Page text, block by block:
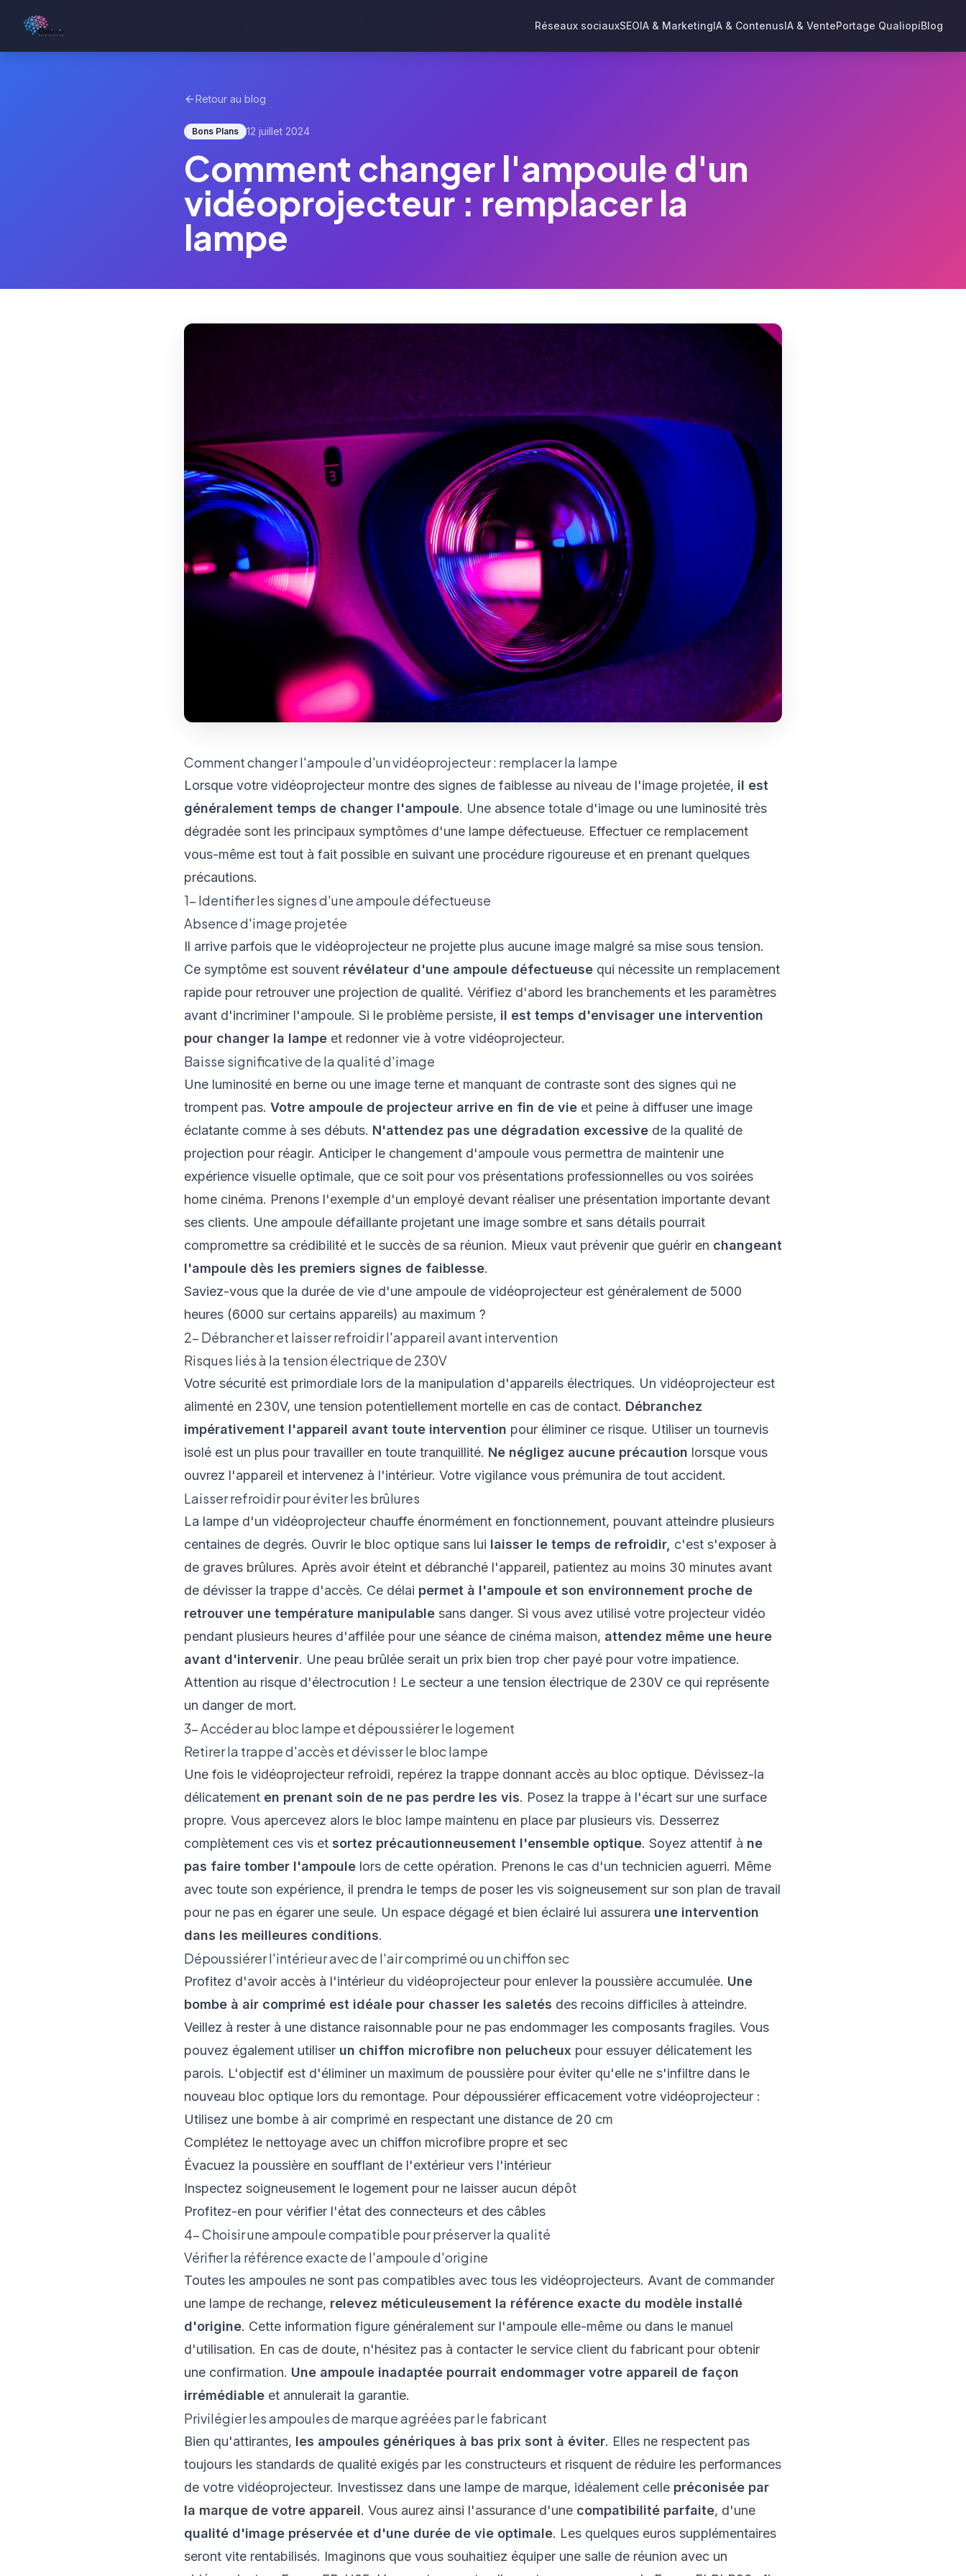
Réseaux sociauxSEOIA & MarketingIA & ContenusIA & VentePortage QualiopiBlog
Retour au blog
Bons Plans 12 juillet 2024
Comment changer l'ampoule d'un
vidéoprojecteur : remplacer la
lampe
Comment changer l'ampoule d'un vidéoprojecteur : remplacer la lampe
Lorsque votre vidéoprojecteur montre des signes de faiblesse au niveau de l'image projetée, il est
généralement temps de changer l'ampoule. Une absence totale d'image ou une luminosité très
dégradée sont les principaux symptômes d'une lampe défectueuse. Effectuer ce remplacement
vous-même est tout à fait possible en suivant une procédure rigoureuse et en prenant quelques
précautions.
1- Identifier les signes d'une ampoule défectueuse
Absence d'image projetée
Il arrive parfois que le vidéoprojecteur ne projette plus aucune image malgré sa mise sous tension.
Ce symptôme est souvent révélateur d'une ampoule défectueuse qui nécessite un remplacement
rapide pour retrouver une projection de qualité. Vérifiez d'abord les branchements et les paramètres
avant d'incriminer l'ampoule. Si le problème persiste, il est temps d'envisager une intervention
pour changer la lampe et redonner vie à votre vidéoprojecteur.
Baisse significative de la qualité d'image
Une luminosité en berne ou une image terne et manquant de contraste sont des signes qui ne
trompent pas. Votre ampoule de projecteur arrive en fin de vie et peine à diffuser une image
éclatante comme à ses débuts. N'attendez pas une dégradation excessive de la qualité de
projection pour réagir. Anticiper le changement d'ampoule vous permettra de maintenir une
expérience visuelle optimale, que ce soit pour vos présentations professionnelles ou vos soirées
home cinéma. Prenons l'exemple d'un employé devant réaliser une présentation importante devant
ses clients. Une ampoule défaillante projetant une image sombre et sans détails pourrait
compromettre sa crédibilité et le succès de sa réunion. Mieux vaut prévenir que guérir en changeant
l'ampoule dès les premiers signes de faiblesse.
Saviez-vous que la durée de vie d'une ampoule de vidéoprojecteur est généralement de 5000
heures (6000 sur certains appareils) au maximum ?
2- Débrancher et laisser refroidir l'appareil avant intervention
Risques liés à la tension électrique de 230V
Votre sécurité est primordiale lors de la manipulation d'appareils électriques. Un vidéoprojecteur est
alimenté en 230V, une tension potentiellement mortelle en cas de contact. Débranchez
impérativement l'appareil avant toute intervention pour éliminer ce risque. Utiliser un tournevis
isolé est un plus pour travailler en toute tranquillité. Ne négligez aucune précaution lorsque vous
ouvrez l'appareil et intervenez à l'intérieur. Votre vigilance vous prémunira de tout accident.
Laisser refroidir pour éviter les brûlures
La lampe d'un vidéoprojecteur chauffe énormément en fonctionnement, pouvant atteindre plusieurs
centaines de degrés. Ouvrir le bloc optique sans lui laisser le temps de refroidir, c'est s'exposer à
de graves brûlures. Après avoir éteint et débranché l'appareil, patientez au moins 30 minutes avant
de dévisser la trappe d'accès. Ce délai permet à l'ampoule et son environnement proche de
retrouver une température manipulable sans danger. Si vous avez utilisé votre projecteur vidéo
pendant plusieurs heures d'affilée pour une séance de cinéma maison, attendez même une heure
avant d'intervenir. Une peau brûlée serait un prix bien trop cher payé pour votre impatience.
Attention au risque d'électrocution ! Le secteur a une tension électrique de 230V ce qui représente
un danger de mort.
3- Accéder au bloc lampe et dépoussiérer le logement
Retirer la trappe d'accès et dévisser le bloc lampe
Une fois le vidéoprojecteur refroidi, repérez la trappe donnant accès au bloc optique. Dévissez-la
délicatement en prenant soin de ne pas perdre les vis. Posez la trappe à l'écart sur une surface
propre. Vous apercevez alors le bloc lampe maintenu en place par plusieurs vis. Desserrez
complètement ces vis et sortez précautionneusement l'ensemble optique. Soyez attentif à ne
pas faire tomber l'ampoule lors de cette opération. Prenons le cas d'un technicien aguerri. Même
avec toute son expérience, il prendra le temps de poser les vis soigneusement sur son plan de travail
pour ne pas en égarer une seule. Un espace dégagé et bien éclairé lui assurera une intervention
dans les meilleures conditions.
Dépoussiérer l'intérieur avec de l'air comprimé ou un chiffon sec
Profitez d'avoir accès à l'intérieur du vidéoprojecteur pour enlever la poussière accumulée. Une
bombe à air comprimé est idéale pour chasser les saletés des recoins difficiles à atteindre.
Veillez à rester à une distance raisonnable pour ne pas endommager les composants fragiles. Vous
pouvez également utiliser un chiffon microfibre non pelucheux pour essuyer délicatement les
parois. L'objectif est d'éliminer un maximum de poussière pour éviter qu'elle ne s'infiltre dans le
nouveau bloc optique lors du remontage. Pour dépoussiérer efficacement votre vidéoprojecteur :
Utilisez une bombe à air comprimé en respectant une distance de 20 cm
Complétez le nettoyage avec un chiffon microfibre propre et sec
Évacuez la poussière en soufflant de l'extérieur vers l'intérieur
Inspectez soigneusement le logement pour ne laisser aucun dépôt
Profitez-en pour vérifier l'état des connecteurs et des câbles
4- Choisir une ampoule compatible pour préserver la qualité
Vérifier la référence exacte de l'ampoule d'origine
Toutes les ampoules ne sont pas compatibles avec tous les vidéoprojecteurs. Avant de commander
une lampe de rechange, relevez méticuleusement la référence exacte du modèle installé
d'origine. Cette information figure généralement sur l'ampoule elle-même ou dans le manuel
d'utilisation. En cas de doute, n'hésitez pas à contacter le service client du fabricant pour obtenir
une confirmation. Une ampoule inadaptée pourrait endommager votre appareil de façon
irrémédiable et annulerait la garantie.
Privilégier les ampoules de marque agréées par le fabricant
Bien qu'attirantes, les ampoules génériques à bas prix sont à éviter. Elles ne respectent pas
toujours les standards de qualité exigés par les constructeurs et risquent de réduire les performances
de votre vidéoprojecteur. Investissez dans une lampe de marque, idéalement celle préconisée par
la marque de votre appareil. Vous aurez ainsi l'assurance d'une compatibilité parfaite, d'une
qualité d'image préservée et d'une durée de vie optimale. Les quelques euros supplémentaires
seront vite rentabilisés. Imaginons que vous souhaitiez équiper une salle de réunion avec un